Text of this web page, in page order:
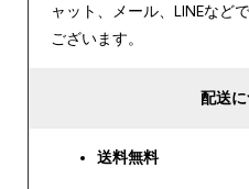
ャット、メール、LINEなど
ございます。
配送
送料無料